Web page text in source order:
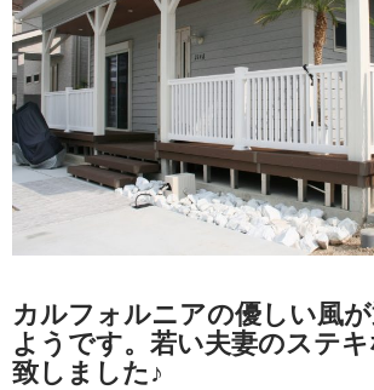
カルフォルニアの優しい風
ようです。若い夫妻のステ
致しました♪